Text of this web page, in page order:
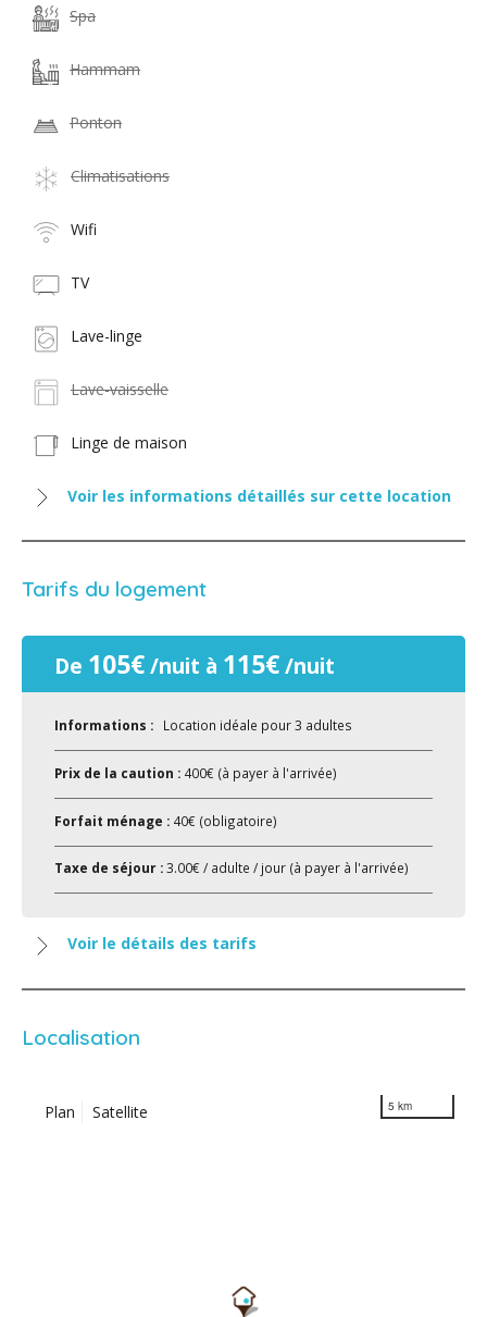
Spa
Hammam
Ponton
Climatisations
Wifi
TV
Lave-linge
Lave-vaisselle
Linge de maison
Voir les informations détaillés sur cette location
Tarifs du logement
De 105€/nuit à 115€/nuit
Informations : Location idéale pour 3 adultes
Prix de la caution : 400€ (à payer à l'arrivée)
Forfait ménage : 40€ (obligatoire)
Taxe de séjour :3.00€ / adulte / jour (à payer à l'arrivée)
Voir le détails des tarifs
Localisation
Plan Satellite 5 km